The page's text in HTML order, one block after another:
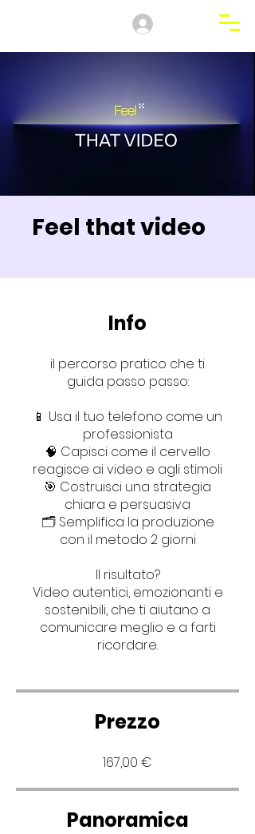
Feel that video
Info
il percorso pratico che ti
guida passo passo:
📱 Usa il tuo telefono come un
professionista
🧠 Capisci come il cervello
reagisce ai video e agli stimoli
🎯 Costruisci una strategia
chiara e persuasiva
🗂️ Semplifica la produzione
con il metodo 2 giorni
Il risultato?
Video autentici, emozionanti e
sostenibili, che ti aiutano a
comunicare meglio e a farti
ricordare.
Prezzo
167,00 €
Panoramica